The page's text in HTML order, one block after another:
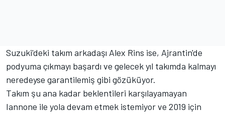
Suzuki'deki takım arkadaşı Alex Rins ise, Ajrantin'de
podyuma çıkmayı başardı ve gelecek yıl takımda kalmayı
neredeyse garantilemiş gibi gözüküyor.
Takım şu ana kadar beklentileri karşılayamayan
Iannone ile yola devam etmek istemiyor ve 2019 için